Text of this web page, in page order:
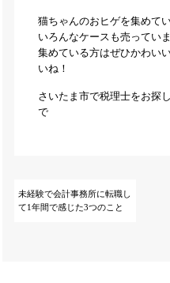
猫ちゃんのおヒゲを集めて
いろんなケースも売っていま
集めている方はぜひかわい
いね！
さいたま市で税理士をお探
で
未経験で会計事務所に転職し
て1年間で感じた3つのこと